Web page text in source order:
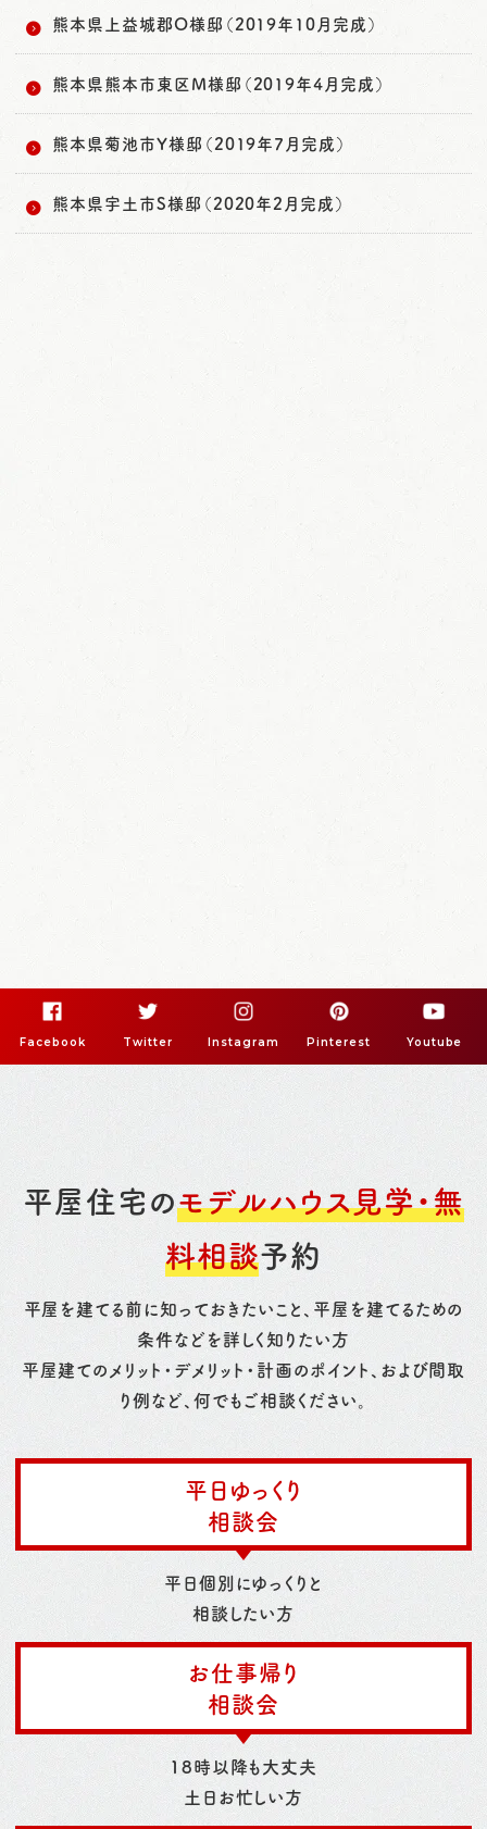
熊本県上益城郡O様邸（2019年10月完成）
熊本県熊本市東区M様邸（2019年4月完成）
熊本県菊池市Y様邸（2019年7月完成）
熊本県宇土市S様邸（2020年2月完成）
Facebook Twitter Instagram Pinterest Youtube
平屋住宅のモデルハウス見学・無
料相談予約
平屋を建てる前に知っておきたいこと、平屋を建てるための
条件などを詳しく知りたい方
平屋建てのメリット・デメリット・計画のポイント、および間取
り例など、何でもご相談ください。
平日ゆっくり
相談会
平日個別にゆっくりと
相談したい方
お仕事帰り
相談会
18時以降も大丈夫
土日お忙しい方